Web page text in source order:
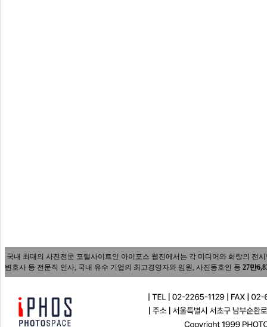
국내 최대의 사진전문 포털사이트인 아이포스 웹진에서는 각 미디어와 화랑의 전
변호사 등 전문직 인사, 국내 유수 기업의 최고경영자와 임원, 사진동호인 등 27만